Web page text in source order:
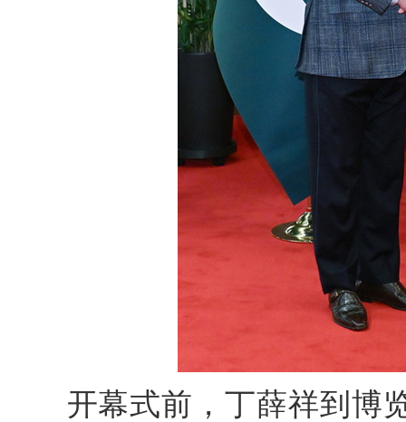
开幕式前，丁薛祥到博